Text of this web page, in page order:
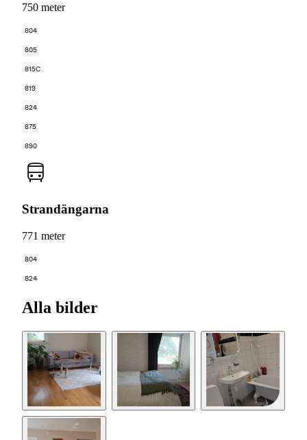
750 meter
804
805
815C
819
824
875
890
Strandängarna
771 meter
804
824
Alla bilder